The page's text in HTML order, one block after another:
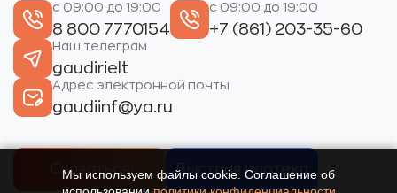
с 09:00 до 19:00
8 800 7770154
с 09:00 до 19:00
+7 (861) 203-35-60
Наш телеграм
gaudirielt
Адрес электронной почты
gaudiinf@ya.ru
Связаться Быстрая ипотека
Мы используем файлы cookie. Соглашение об